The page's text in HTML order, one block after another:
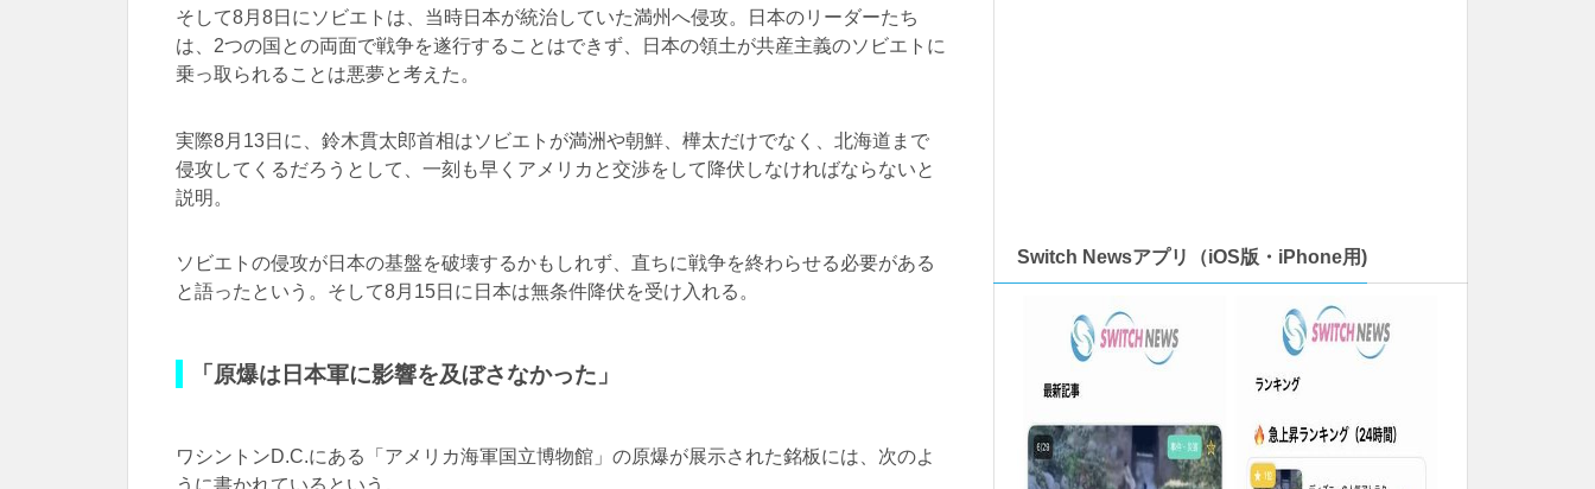
そして8月8日にソビエトは、当時日本が統治していた満州へ侵攻。日本のリーダーたち
は、2つの国との両面で戦争を遂行することはできず、日本の領土が共産主義のソビエトに
乗っ取られることは悪夢と考えた。
実際8月13日に、鈴木貫太郎首相はソビエトが満洲や朝鮮、樺太だけでなく、北海道まで
侵攻してくるだろうとして、一刻も早くアメリカと交渉をして降伏しなければならないと
説明。
ソビエトの侵攻が日本の基盤を破壊するかもしれず、直ちに戦争を終わらせる必要がある
と語ったという。そして8月15日に日本は無条件降伏を受け入れる。
「原爆は日本軍に影響を及ぼさなかった」
ワシントンD.C.にある「アメリカ海軍国立博物館」の原爆が展示された銘板には、次のよ
うに書かれているという。
Switch Newsアプリ（iOS版・iPhone用)